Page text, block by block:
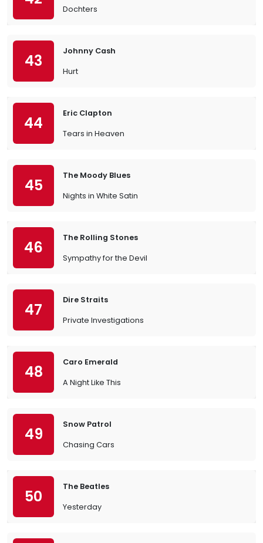
Dochters
43
Johnny Cash
Hurt
44
Eric Clapton
Tears in Heaven
45
The Moody Blues
Nights in White Satin
46
The Rolling Stones
Sympathy for the Devil
47
Dire Straits
Private Investigations
48
Caro Emerald
A Night Like This
49
Snow Patrol
Chasing Cars
50
The Beatles
Yesterday